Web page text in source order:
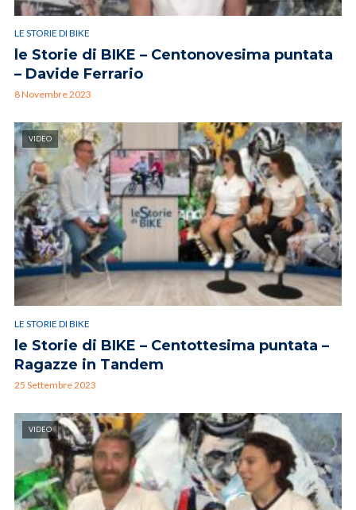
LE STORIE DI BIKE
le Storie di BIKE – Centonovesima puntata
– Davide Ferrario
8 Novembre 2023
VIDEO
LE STORIE DI BIKE
le Storie di BIKE – Centottesima puntata –
Ragazze in Tandem
25 Settembre 2023
VIDEO